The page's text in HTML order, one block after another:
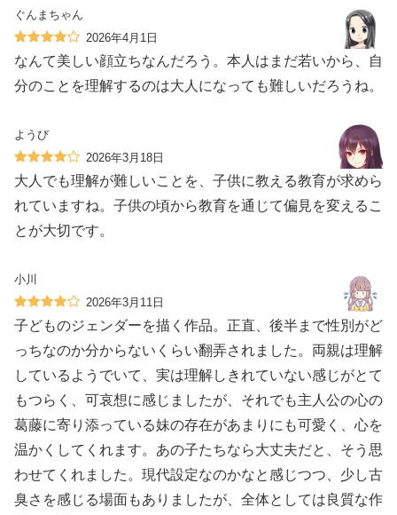
ぐんまちゃん
2026年4月1日
なんて美しい顔立ちなんだろう。本人はまだ若いから、自
分のことを理解するのは大人になっても難しいだろうね。
ようび
2026年3月18日
大人でも理解が難しいことを、子供に教える教育が求めら
れていますね。子供の頃から教育を通じて偏見を変えるこ
とが大切です。
小川
2026年3月11日
子どものジェンダーを描く作品。正直、後半まで性別がど
っちなのか分からないくらい翻弄されました。両親は理解
しているようでいて、実は理解しきれていない感じがとて
もつらく、可哀想に感じましたが、それでも主人公の心の
葛藤に寄り添っている妹の存在があまりにも可愛く、心を
温かくしてくれます。あの子たちなら大丈夫だと、そう思
わせてくれました。現代設定なのかなと感じつつ、少し古
臭さを感じる場面もありましたが、全体としては良質な作